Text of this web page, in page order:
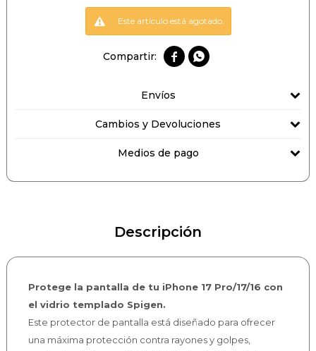
Este artículo está agotado.
 
Envíos
Cambios y Devoluciones
Medios de pago
Descripción
Protege la pantalla de tu iPhone 17 Pro/17/16 con
el vidrio templado Spigen.
Este protector de pantalla está diseñado para ofrecer
una máxima protección contra rayones y golpes,